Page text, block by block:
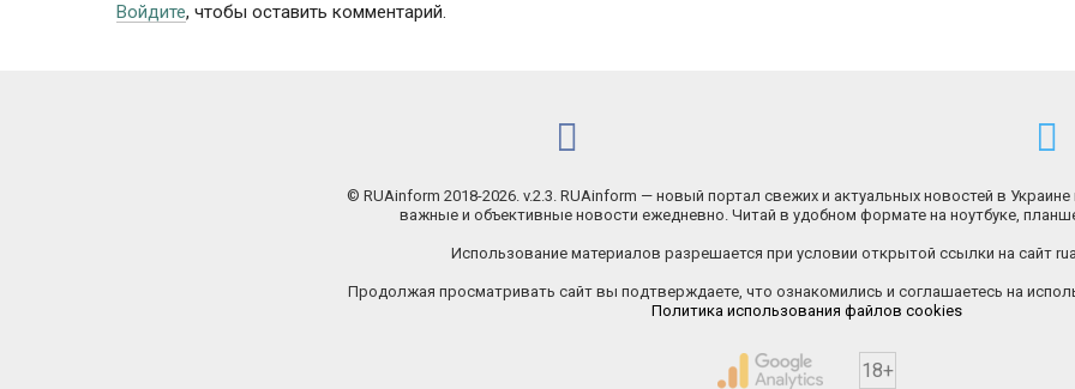
Войдите, чтобы оставить комментарий.
© RUAinform 2018-2026. v.2.3. RUAinform — новый портал свежих и актуальных новостей в Украине
важные и объективные новости ежедневно. Читай в удобном формате на ноутбуке,
Использование материалов разрешается при условии открытой ссылки на сайт
Продолжая просматривать сайт вы подтверждаете, что ознакомились и соглашаетесь на
Политика использования файлов cookies
18+